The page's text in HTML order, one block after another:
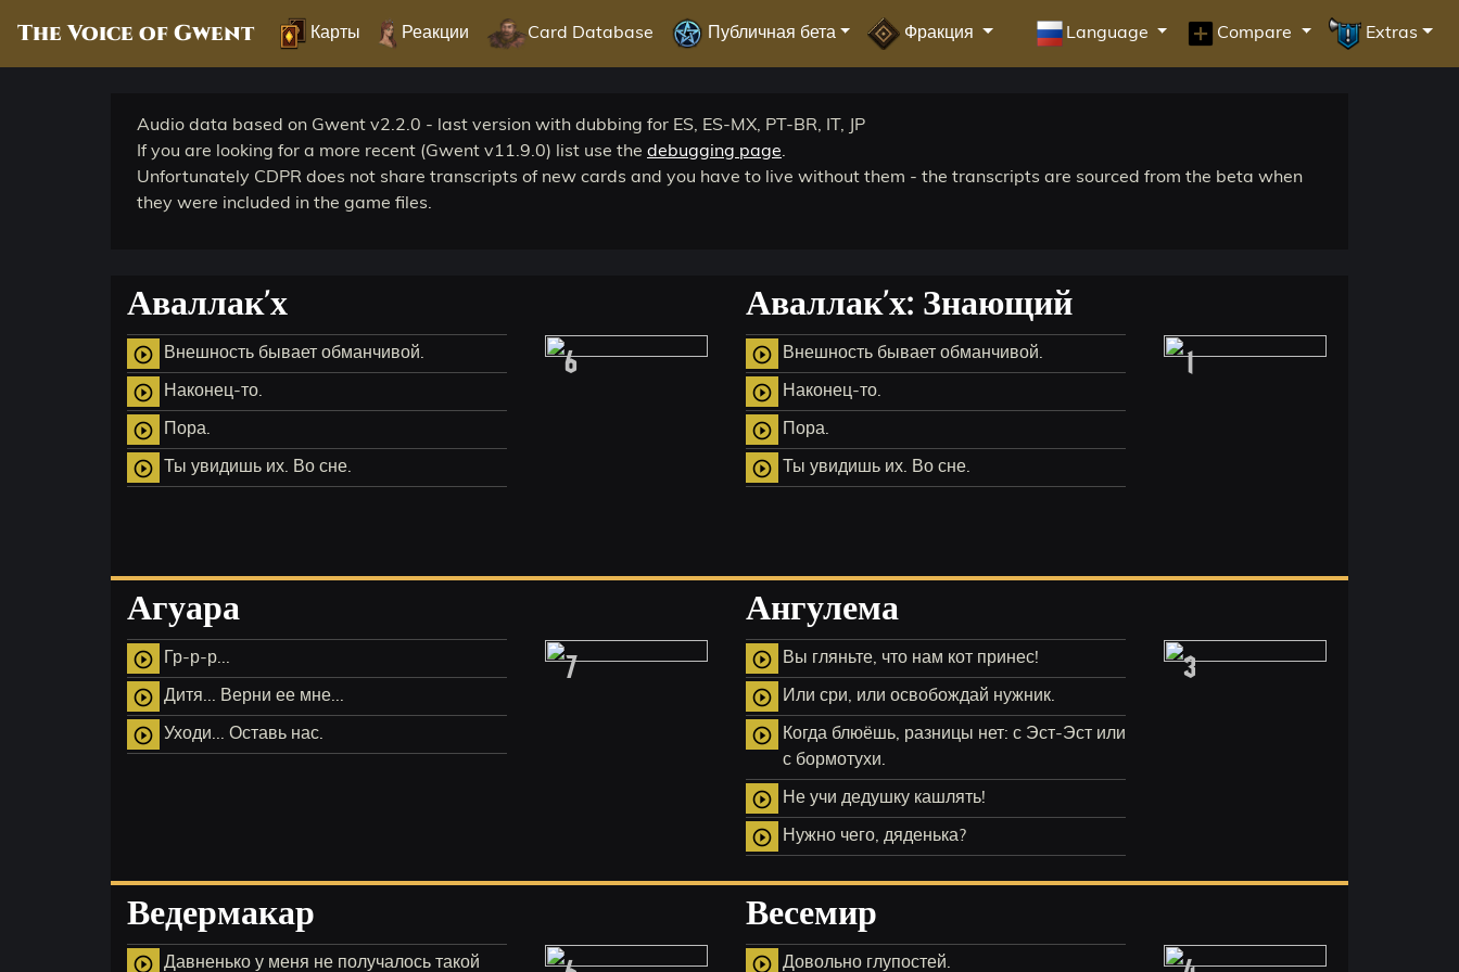
The Voice of Gwent Карты Реакции Card Database Публичная бета Фракция Language Compare Extras
Audio data based on Gwent v2.2.0 - last version with dubbing for ES, ES-MX, PT-BR, IT, JP
If you are looking for a more recent (Gwent v11.9.0) list use the debugging page.
Unfortunately CDPR does not share transcripts of new cards and you have to live without them - the transcripts are sourced from the beta when
they were included in the game files.
Аваллак'х
play_circle_outline Внешность бывает обманчивой.
play_circle_outline Наконец-то.
play_circle_outline Пора.
play_circle_outline Ты увидишь их. Во сне.
6
Аваллак'х: Знающий
play_circle_outline Внешность бывает обманчивой.
play_circle_outline Наконец-то.
play_circle_outline Пора.
play_circle_outline Ты увидишь их. Во сне.
1
Агуара
play_circle_outline Гр-р-р...
play_circle_outline Дитя... Верни ее мне...
play_circle_outline Уходи... Оставь нас.
7
Ангулема
play_circle_outline Вы гляньте, что нам кот принес!
play_circle_outline Или сри, или освобождай нужник.
play_circle_outline Когда блюёшь, разницы нет: с Эст-Эст или
с бормотухи.
play_circle_outline Не учи дедушку кашлять!
play_circle_outline Нужно чего, дяденька?
3
Ведермакар
play_circle_outline Давненько у меня не получалось такой
Весемир
play_circle_outline Довольно глупостей.